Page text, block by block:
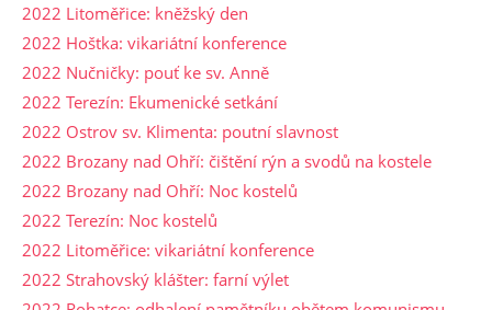
2022 Litoměřice: kněžský den
2022 Hoštka: vikariátní konference
2022 Nučničky: pouť ke sv. Anně
2022 Terezín: Ekumenické setkání
2022 Ostrov sv. Klimenta: poutní slavnost
2022 Brozany nad Ohří: čištění rýn a svodů na kostele
2022 Brozany nad Ohří: Noc kostelů
2022 Terezín: Noc kostelů
2022 Litoměřice: vikariátní konference
2022 Strahovský klášter: farní výlet